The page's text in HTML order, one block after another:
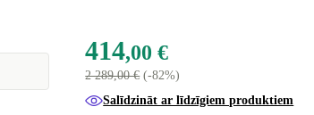
414,00 €
2 289,00 €(-82%)
Salīdzināt ar līdzīgiem produktiem